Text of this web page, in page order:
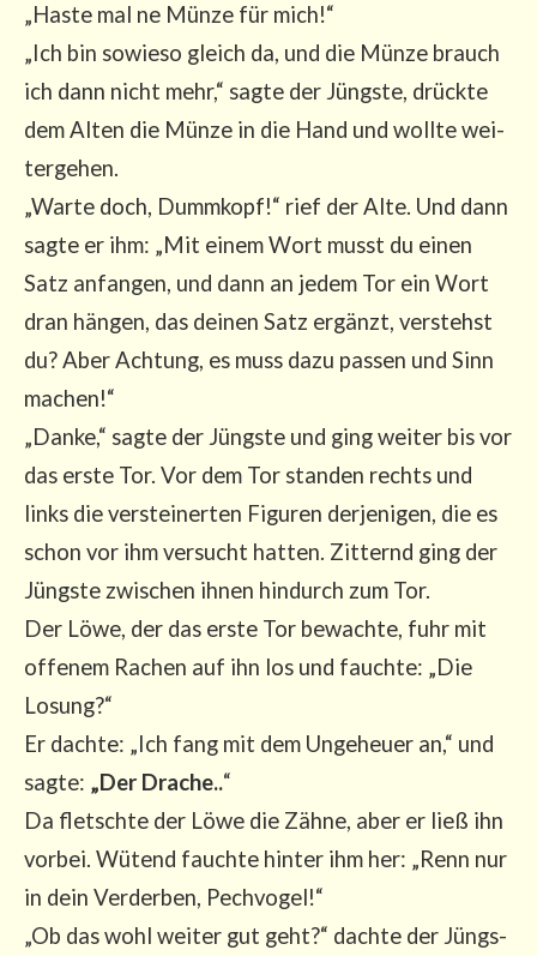
„Has­te mal ne Mün­ze für mich!“
„Ich bin sowie­so gleich da, und die Mün­ze brauch
ich dann nicht mehr,“ sag­te der Jüngs­te, drück­te
dem Alten die Mün­ze in die Hand und woll­te wei­
ter­ge­hen.
„War­te doch, Dumm­kopf!“ rief der Alte. Und dann
sag­te er ihm: „Mit einem Wort musst du einen
Satz anfan­gen, und dann an jedem Tor ein Wort
dran hän­gen, das dei­nen Satz ergänzt, ver­stehst
du? Aber Ach­tung, es muss dazu pas­sen und Sinn
machen!“
„Dan­ke,“ sag­te der Jüngs­te und ging wei­ter bis vor
das ers­te Tor. Vor dem Tor stan­den rechts und
links die ver­stei­ner­ten Figu­ren der­je­ni­gen, die es
schon vor ihm ver­sucht hat­ten. Zit­ternd ging der
Jüngs­te zwi­schen ihnen hin­durch zum Tor.
Der Löwe, der das ers­te Tor bewach­te, fuhr mit
offe­nem Rachen auf ihn los und fauch­te: „Die
Losung?“
Er dach­te: „Ich fang mit dem Unge­heu­er an,“ und
sag­te: „Der Dra­che..“
Da fletsch­te der Löwe die Zäh­ne, aber er ließ ihn
vor­bei. Wütend fauch­te hin­ter ihm her: „Renn nur
in dein Ver­der­ben, Pech­vo­gel!“
„Ob das wohl wei­ter gut geht?“ dach­te der Jüngs­